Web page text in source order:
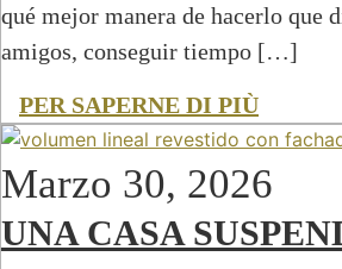
qué mejor manera de hacerlo que
amigos, conseguir tiempo […]
PER SAPERNE DI PIÙ
Marzo 30, 2026
UNA CASA